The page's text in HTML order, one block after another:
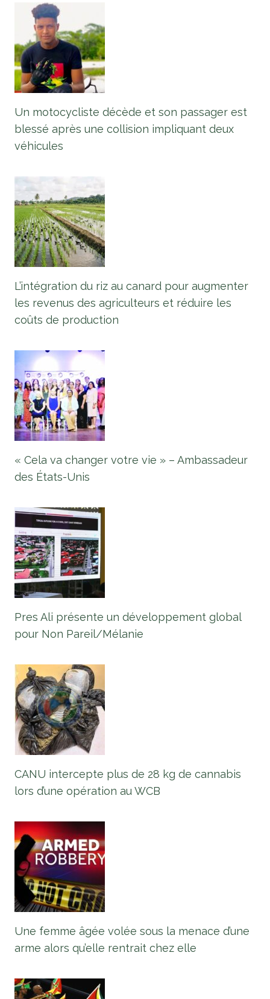
Un motocycliste décède et son passager est
blessé après une collision impliquant deux
véhicules
L’intégration du riz au canard pour augmenter
les revenus des agriculteurs et réduire les
coûts de production
« Cela va changer votre vie » – Ambassadeur
des États-Unis
Pres Ali présente un développement global
pour Non Pareil/Mélanie
CANU intercepte plus de 28 kg de cannabis
lors d’une opération au WCB
Une femme âgée volée sous la menace d’une
arme alors qu’elle rentrait chez elle